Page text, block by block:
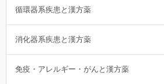
循環器系疾患と漢方薬
消化器系疾患と漢方薬
免疫・アレルギー・がんと漢方薬